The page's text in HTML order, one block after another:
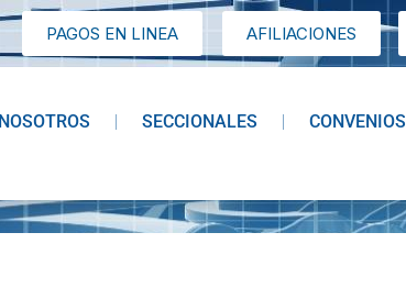
PAGOS EN LINEA AFILIACIONES
NOSOTROS SECCIONALES CONVENIOS